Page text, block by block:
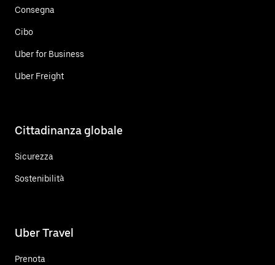
Consegna
Cibo
Uber for Business
Uber Freight
Cittadinanza globale
Sicurezza
Sostenibilità
Uber Travel
Prenota